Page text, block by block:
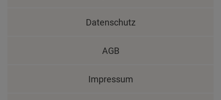
Datenschutz
AGB
Impressum